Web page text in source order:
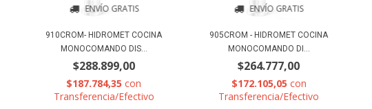
ENVÍO GRATIS
910CROM- HIDROMET COCINA
MONOCOMANDO DIS...
$288.899,00
$187.784,35con
Transferencia/Efectivo
ENVÍO GRATIS
905CROM - HIDROMET COCINA
MONOCOMANDO DI...
$264.777,00
$172.105,05 con
Transferencia/Efectivo